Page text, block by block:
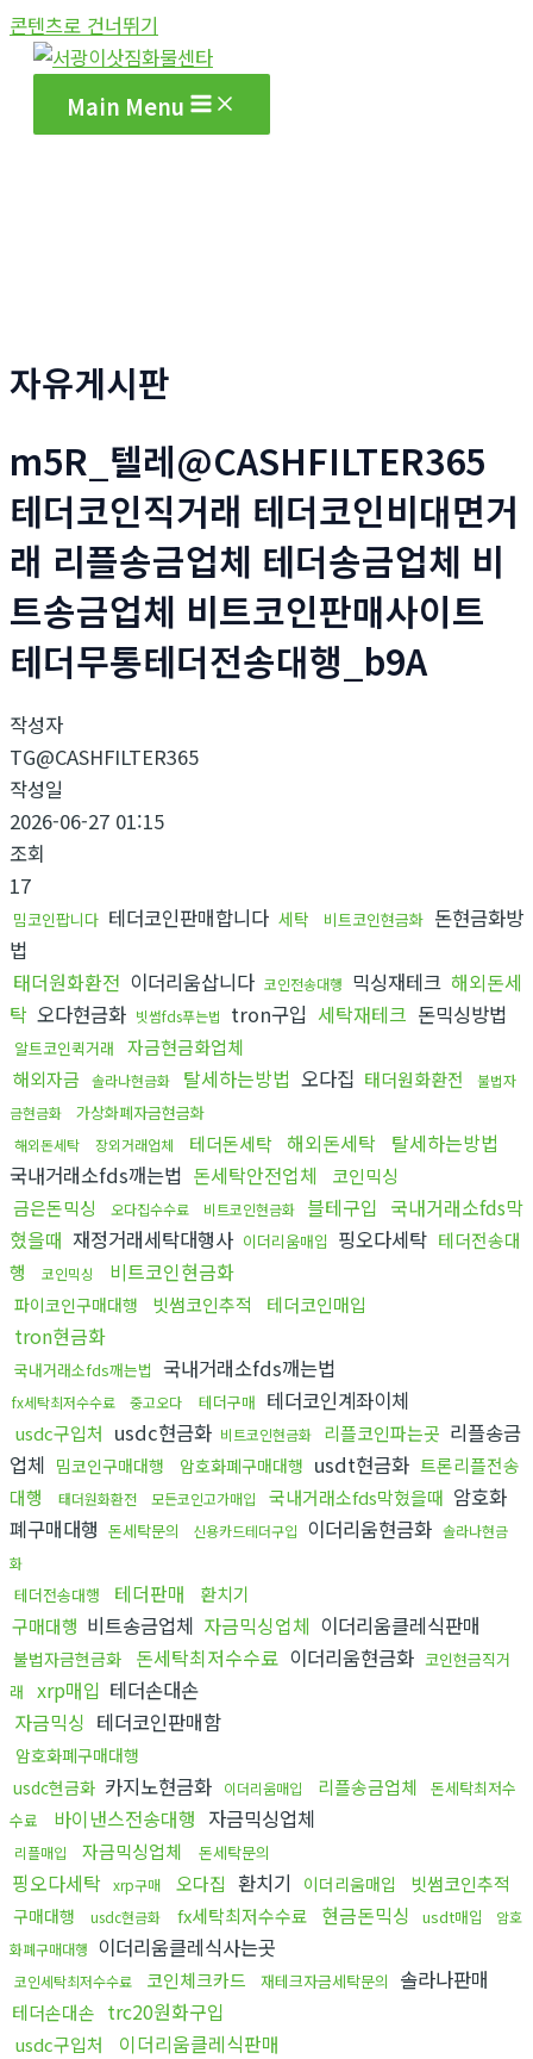
콘텐츠로 건너뛰기
Main Menu
자유게시판
m5R_텔레@CASHFILTER365
테더코인직거래 테더코인비대면거
래 리플송금업체 테더송금업체 비
트송금업체 비트코인판매사이트
테더무통테더전송대행_b9A
작성자
TG@CASHFILTER365
작성일
2026-06-27 01:15
조회
17
밈코인팝니다 테더코인판매합니다 세탁 비트코인현금화 돈현금화방
법
태더원화환전 이더리움삽니다 코인전송대행 믹싱재테크 해외돈세
탁 오다현금화 빗썸fds푸는법 tron구입 세탁재테크 돈믹싱방법
알트코인퀵거래
자금현금화업체
해외자금
솔라나현금화 탈세하는방법 오다집 태더원화환전
불법자
금현금화
가상화폐자금현금화
해외돈세탁 장외거래업체 테더돈세탁 해외돈세탁 탈세하는방법
국내거래소fds깨는법 돈세탁안전업체
코인믹싱
금은돈믹싱
오다집수수료 비트코인현금화 블테구입 국내거래소fds막
혔을때 재정거래세탁대행사 이더리움매입 핑오다세탁 테더전송대
행
코인믹싱 비트코인현금화
파이코인구매대행 빗썸코인추적 테더코인매입
tron현금화
국내거래소fds깨는법 국내거래소fds깨는법
fx세탁최저수수료 중고오다 테더구매 테더코인계좌이체
usdc구입처 usdc현금화 비트코인현금화 리플코인파는곳 리플송금
업체 밈코인구매대행 암호화폐구매대행 usdt현금화 트론리플전송
대행
태더원화환전 모든코인고가매입 국내거래소fds막혔을때 암호화
폐구매대행 돈세탁문의 신용카드테더구입 이더리움현금화 솔라나현금
화
테더전송대행 테더판매
환치기
구매대행 비트송금업체 자금믹싱업체 이더리움클레식판매
불법자금현금화 돈세탁최저수수료 이더리움현금화 코인현금직거
래
xrp매입 테더손대손
자금믹싱 테더코인판매함
암호화폐구매대행
usdc현금화 카지노현금화 이더리움매입 리플송금업체
돈세탁최저수
수료
바이낸스전송대행 자금믹싱업체
리플매입 자금믹싱업체 돈세탁문의
핑오다세탁 xrp구매 오다집 환치기 이더리움매입 빗썸코인추적
구매대행 usdc현금화 fx세탁최저수수료 현금돈믹싱 usdt매입
암호
화폐구매대행 이더리움클레식사는곳
코인세탁최저수수료 코인체크카드 재테크자금세탁문의 솔라나판매
테더손대손 trc20원화구입
usdc구입처
이더리움클레식판매